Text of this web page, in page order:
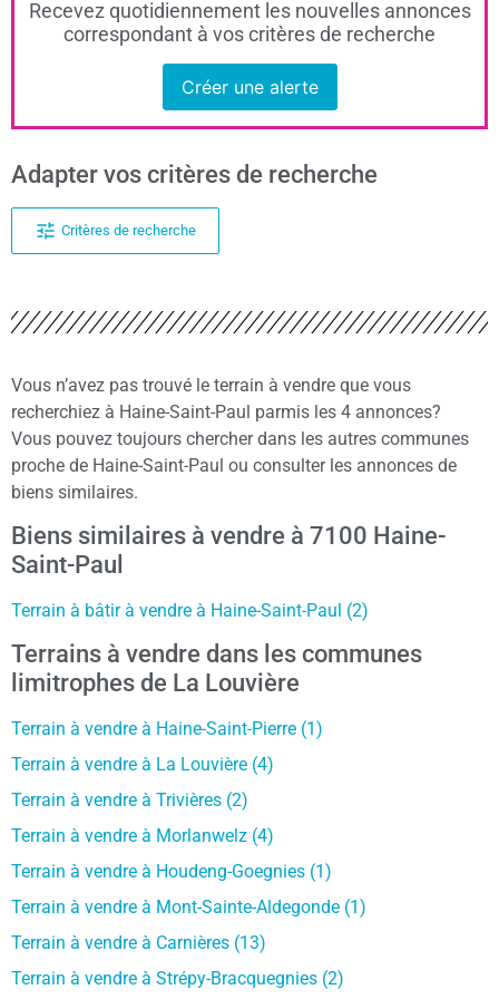
Recevez quotidiennement les nouvelles annonces
correspondant à vos critères de recherche
Créer une alerte
Adapter vos critères de recherche
Critères de recherche
Vous n’avez pas trouvé le terrain à vendre que vous
recherchiez à Haine-Saint-Paul parmis les 4 annonces?
Vous pouvez toujours chercher dans les autres communes
proche de Haine-Saint-Paul ou consulter les annonces de
biens similaires.
Biens similaires à vendre à 7100 Haine-
Saint-Paul
Terrain à bâtir à vendre à Haine-Saint-Paul (2)
Terrains à vendre dans les communes
limitrophes de La Louvière
Terrain à vendre à Haine-Saint-Pierre (1)
Terrain à vendre à La Louvière (4)
Terrain à vendre à Trivières (2)
Terrain à vendre à Morlanwelz (4)
Terrain à vendre à Houdeng-Goegnies (1)
Terrain à vendre à Mont-Sainte-Aldegonde (1)
Terrain à vendre à Carnières (13)
Terrain à vendre à Strépy-Bracquegnies (2)